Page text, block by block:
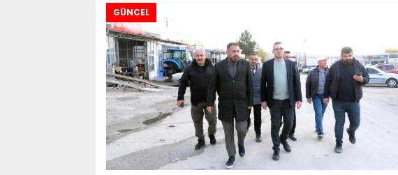
GÜNCEL